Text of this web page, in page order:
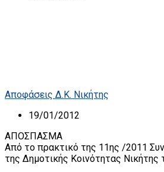
Αποφάσεις Δ.Κ. Νικήτης
19/01/2012
ΑΠΟΣΠΑΣΜΑ
Από το πρακτικό της 11ης /2011
της Δημοτικής Κοινότητας Νικήτης